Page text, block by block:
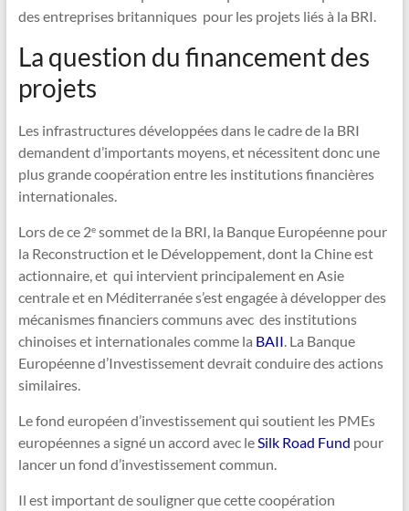
des entreprises britanniques pour les projets liés à la BRI.
La question du financement des
projets
Les infrastructures développées dans le cadre de la BRI
demandent d’importants moyens, et nécessitent donc une
plus grande coopération entre les institutions financières
internationales.
Lors de ce 2esommet de la BRI, la Banque Européenne pour
la Reconstruction et le Développement, dont la Chine est
actionnaire, et qui intervient principalement en Asie
centrale et en Méditerranée s’est engagée à développer des
mécanismes financiers communs avec des institutions
chinoises et internationales comme la BAII. La Banque
Européenne d’Investissement devrait conduire des actions
similaires.
Le fond européen d’investissement qui soutient les PMEs
européennes a signé un accord avec leSilk Road Fund pour
lancer un fond d’investissement commun.
Il est important de souligner que cette coopération